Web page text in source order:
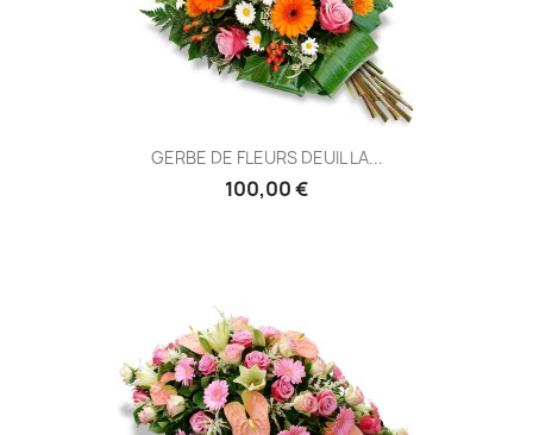
GERBE DE FLEURS DEUIL LA...
100,00 €